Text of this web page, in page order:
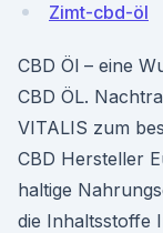
Zimt-cbd-öl
CBD Öl – eine
CBD ÖL.
VITALIS zum
CBD Hersteller
haltige
die Inhaltsstoffe